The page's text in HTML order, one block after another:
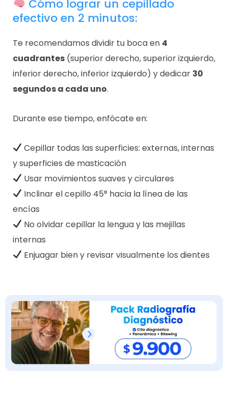
Cómo lograr un cepillado
efectivo en 2 minutos:
Te recomendamos dividir tu boca en 4
cuadrantes (superior derecho, superior izquierdo,
inferior derecho, inferior izquierdo) y dedicar 30
segundos a cada uno.
Durante ese tiempo, enfócate en:
Cepillar todas las superficies: externas, internas
y superficies de masticación
Usar movimientos suaves y circulares
Inclinar el cepillo 45° hacia la línea de las
encías
No olvidar cepillar la lengua y las mejillas
internas
Enjuagar bien y revisar visualmente los dientes